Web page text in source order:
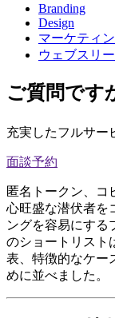
Branding
Design
マーケティ
ウェブスリー
ご質問です
充実したフルサー
面談予約
匿名トークン、コ
心旺盛な潜伏者を
ングを容易にする
のショートリスト
表、特徴的なケー
めに並べました。